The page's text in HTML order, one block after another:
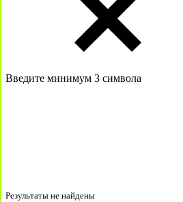
Введите минимум 3 символа
Результаты не найдены